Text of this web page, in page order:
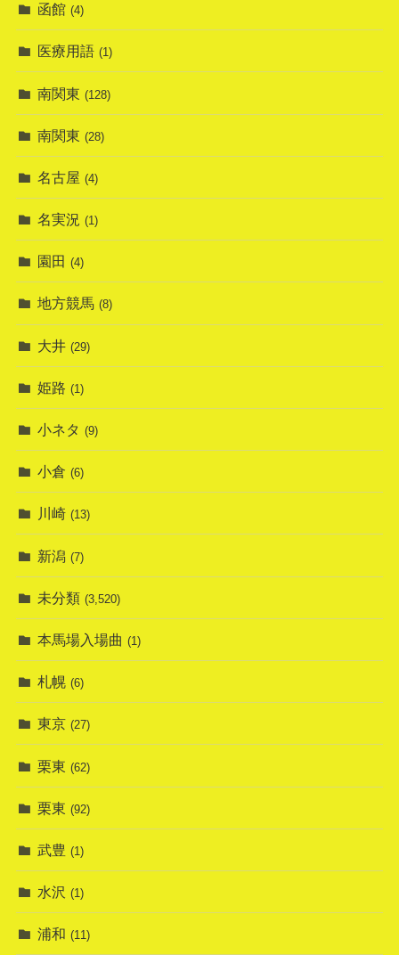
函館 (4)
医療用語 (1)
南関東 (128)
南関東 (28)
名古屋 (4)
名実況 (1)
園田 (4)
地方競馬 (8)
大井 (29)
姫路 (1)
小ネタ (9)
小倉 (6)
川崎 (13)
新潟 (7)
未分類 (3,520)
本馬場入場曲 (1)
札幌 (6)
東京 (27)
栗東 (62)
栗東 (92)
武豊 (1)
水沢 (1)
浦和 (11)